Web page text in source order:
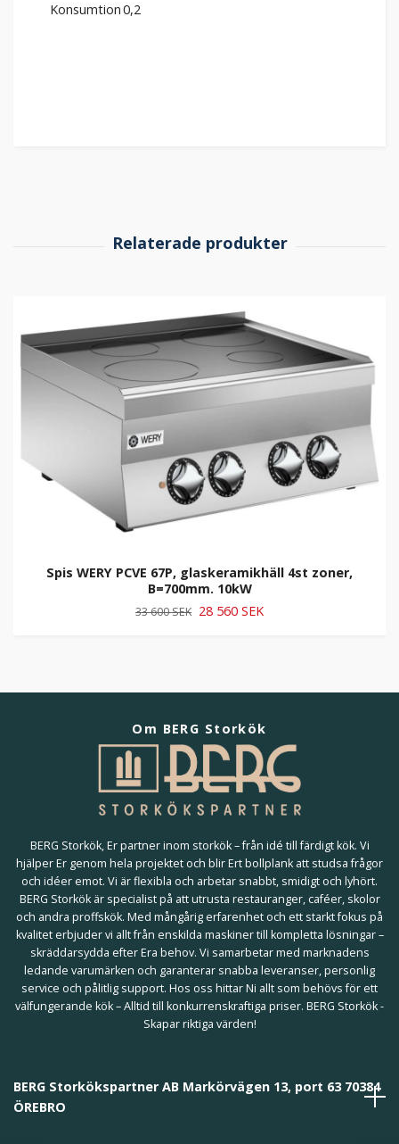
Konsumtion0,2
Spis WERY PCVE 67P, glaskeramikhäll 4st zoner,
B=700mm. 10kW
33 600 SEK 28 560 SEK
Om BERG Storkök
BERG Storkök, Er partner inom storkök – från idé till färdigt kök. Vi
hjälper Er genom hela projektet och blir Ert bollplank att studsa frågor
och idéer emot. Vi är flexibla och arbetar snabbt, smidigt och lyhört.
BERG Storkök är specialist på att utrusta restauranger, caféer, skolor
och andra proffskök. Med mångårig erfarenhet och ett starkt fokus på
kvalitet erbjuder vi allt från enskilda maskiner till kompletta lösningar –
skräddarsydda efter Era behov. Vi samarbetar med marknadens
ledande varumärken och garanterar snabba leveranser, personlig
service och pålitlig support. Hos oss hittar Ni allt som behövs för ett
välfungerande kök – Alltid till konkurrenskraftiga priser. BERG Storkök -
Skapar riktiga värden!
BERG Storkökspartner AB Markörvägen 13, port 63 70384
ÖREBRO